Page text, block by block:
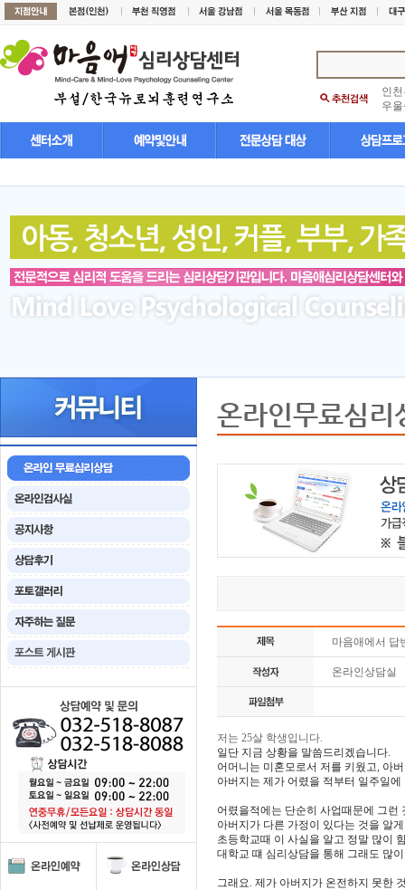
인
우
온라인무료심리
마음애에서 답
온라인상담실
저는 25살 학생입니다.
일단 지금 상황을 말씀드리겠습니다.
어머니는 미혼모로서 저를 키웠고, 아
아버지는 제가 어렸을 적부터 일주일
어렸을적에는 단순히 사업때문에 그런
아버지가 다른 가정이 있다는 것을 알
초등학교때 이 사실을 알고 정말 많이
대학교 떄 심리상담을 통해 그래도 많
그래요. 제가 아버지가 온전하지 못한